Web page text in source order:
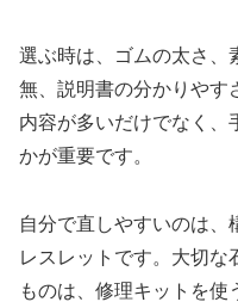
選ぶ時は、ゴムの太さ、
無、説明書の分かりやす
内容が多いだけでなく、
かが重要です。
自分で直しやすいのは、
レスレットです。大切な
ものは、修理キットを使